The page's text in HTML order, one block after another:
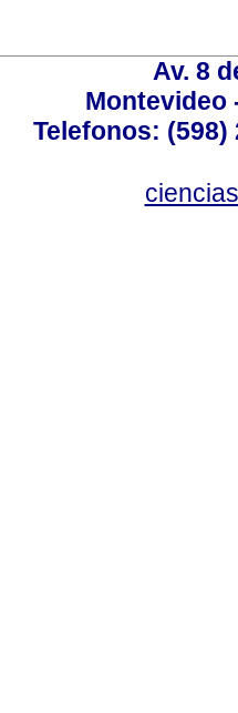
Av. 8
Montevideo
Telefonos: (598)